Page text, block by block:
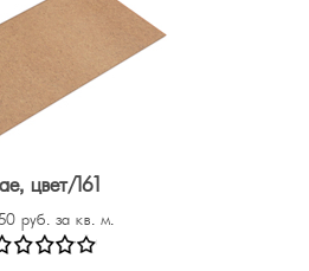
цвет/161
руб. за кв. м.